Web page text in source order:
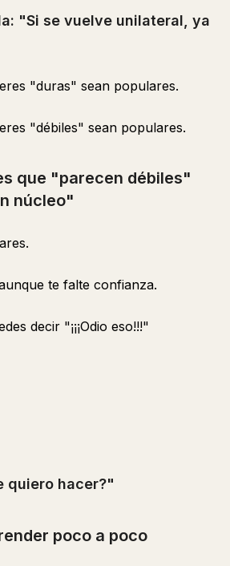
"Si se vuelve unilateral, ya
"duras" sean populares.
"débiles" sean populares.
que "parecen débiles"
núcleo"
te falte confianza.
decir "¡¡¡Odio eso!!!"
quiero hacer?"
poco a poco